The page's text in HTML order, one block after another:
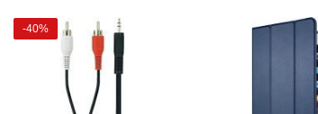
In den Warenkorb In den
-40%